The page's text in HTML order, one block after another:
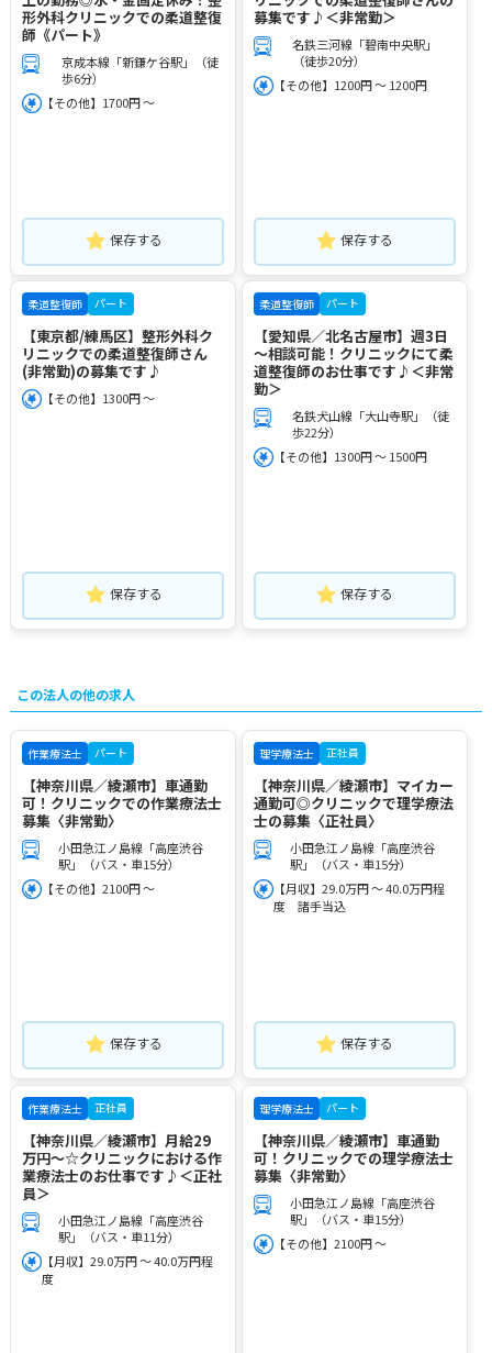
形外科クリニックでの柔道整復
師《パート》
京成本線「新鎌ケ谷駅」（徒
歩6分）
【その他】1700円 ～
保存する
募集です♪＜非常勤＞
名鉄三河線「碧南中央駅」
（徒歩20分）
【その他】1200円 ～ 1200円
保存する
柔道整復師 パート
【東京都/練馬区】整形外科ク
リニックでの柔道整復師さん
(非常勤)の募集です♪
【その他】1300円 ～
保存する
柔道整復師 パート
【愛知県／北名古屋市】週3日
～相談可能！クリニックにて柔
道整復師のお仕事です♪＜非常
勤＞
名鉄犬山線「大山寺駅」（徒
歩22分）
【その他】1300円 ～ 1500円
保存する
この法人の他の求人
作業療法士 パート
【神奈川県／綾瀬市】車通勤
可！クリニックでの作業療法士
募集〈非常勤〉
小田急江ノ島線「高座渋谷
駅」（バス・車15分）
【その他】2100円 ～
保存する
理学療法士 正社員
【神奈川県／綾瀬市】マイカー
通勤可◎クリニックで理学療法
士の募集〈正社員〉
小田急江ノ島線「高座渋谷
駅」（バス・車15分）
【月収】29.0万円 ～ 40.0万円程
度 諸手当込
保存する
作業療法士 正社員
【神奈川県／綾瀬市】月給29
万円～☆クリニックにおける作
業療法士のお仕事です♪＜正社
員＞
小田急江ノ島線「高座渋谷
駅」（バス・車11分）
【月収】29.0万円 ～ 40.0万円程
度
理学療法士 パート
【神奈川県／綾瀬市】車通勤
可！クリニックでの理学療法士
募集〈非常勤〉
小田急江ノ島線「高座渋谷
駅」（バス・車15分）
【その他】2100円 ～